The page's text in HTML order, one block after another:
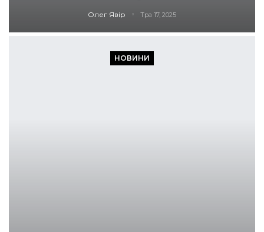
Олег Явір Тра 17, 2025
НОВИНИ